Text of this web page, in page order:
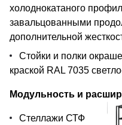
холоднокатаного
завальцованными
дополнительной
Стойки и полки
краской RAL 7035
Модульность и
Стеллажи СТФ